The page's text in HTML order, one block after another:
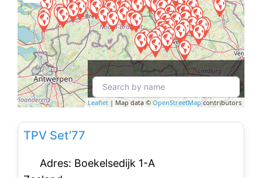
Leaflet| Map data © OpenStreetMapcontributors
Padelclubs
TPV Set’77
Adres: Boekelsedijk 1-A